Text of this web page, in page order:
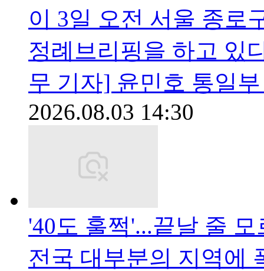
이 3일 오전 서울 종로
정례브리핑을 하고 있
무 기자] 윤민호 통일
2026.08.03 14:30
'40도 훌쩍'...끝날 줄
전국 대부분의 지역에